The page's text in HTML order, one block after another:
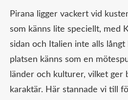
Pirana ligger vackert vid
som känns lite speciellt, med
sidan och Italien inte alls
platsen känns som en
länder och kulturer, vilket ger
karaktär. Här stannade vi till